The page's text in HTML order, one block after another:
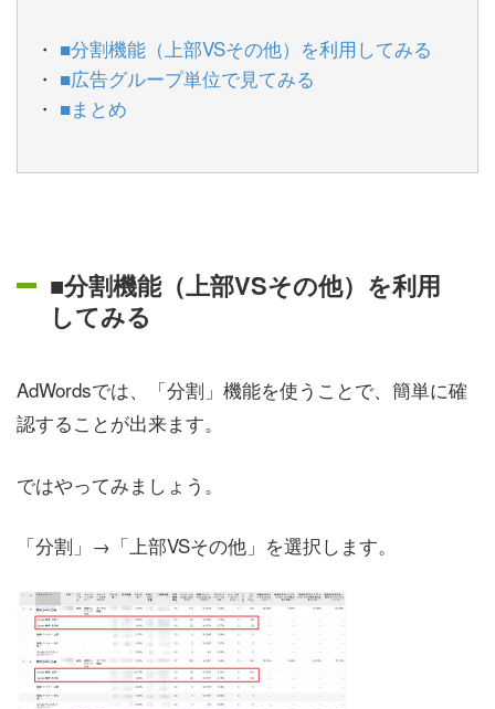
■分割機能（上部VSその他）を利用してみる
■広告グループ単位で見てみる
■まとめ
■分割機能（上部VSその他）を利用
してみる
AdWordsでは、「分割」機能を使うことで、簡単に確
認することが出来ます。
ではやってみましょう。
「分割」→「上部VSその他」を選択します。